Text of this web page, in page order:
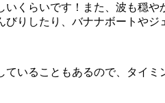
くらいです！また、波も穏
びりしたり、バナナボートや
いることもあるので、タイ